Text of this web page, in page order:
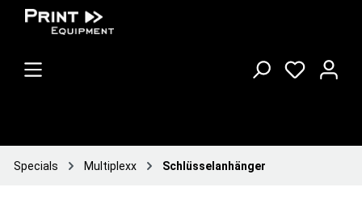
Specials Multiplexx Schlüsselanhänger